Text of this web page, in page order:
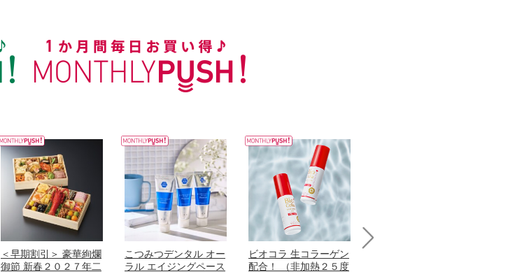
＜早期割引＞ 豪華絢爛
御節 新春２０２７年二
こつみつデンタル オー
ラル エイジングペース
ビオコラ 生コラーゲン
配合！ （非加熱２５度